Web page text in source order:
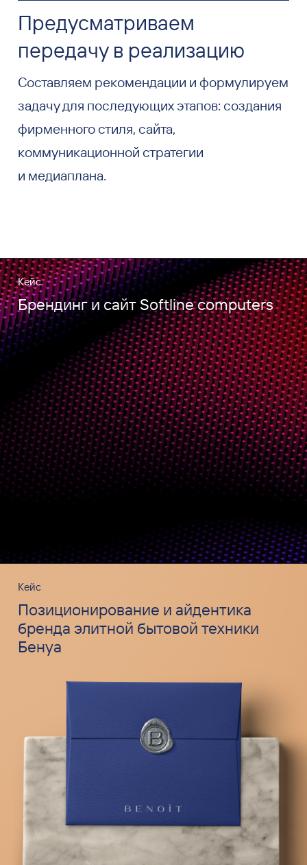
Предусматриваем
передачу в реализацию
Составляем рекомендации и формулируем
задачу для последующих этапов: создания
фирменного стиля, сайта,
коммуникационной стратегии
и медиаплана.
Кейс
Брендинг и сайт Softline computers
Кейс
Позиционирование и айдентика
бренда элитной бытовой техники
Бенуа